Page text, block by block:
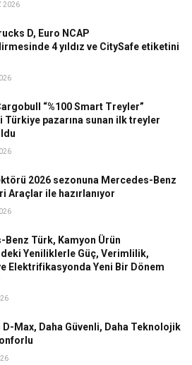
2026
D, Euro NCAP
4 yıldız ve CitySafe etiketini
“%100 Smart Treyler”
Türkiye pazarına sunan ilk treyler
2026 sezonuna Mercedes-Benz
Araçlar ile hazırlanıyor
Benz Türk, Kamyon Ürün
Yeniliklerle Güç, Verimlilik,
Elektrifikasyonda Yeni Bir Dönem
D-Max, Daha Güvenli, Daha Teknolojik